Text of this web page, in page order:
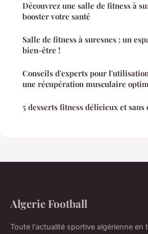
Découvrez une salle de fitness à
booster votre santé
Salle de fitness à suresnes : un
bien-être !
Conseils d'experts pour
une récupération musculaire
5 desserts fitness délicieux et
Algerie Football
Toute l'actualité sportive algérienne en